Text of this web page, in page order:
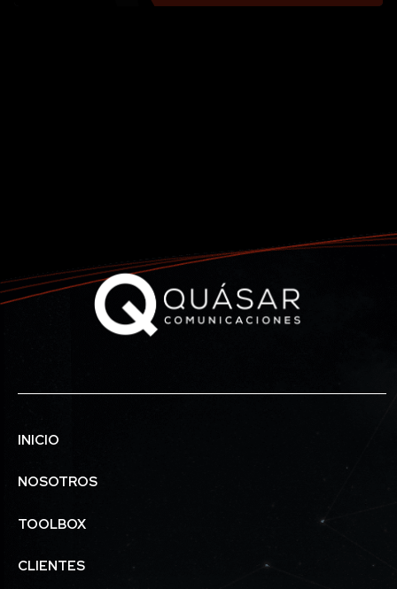
INICIO
NOSOTROS
TOOLBOX
CLIENTES